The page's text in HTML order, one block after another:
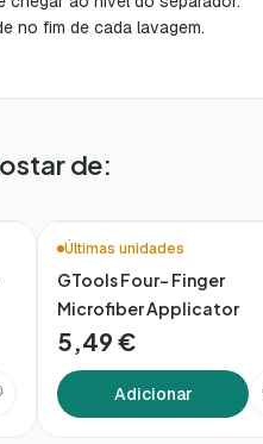
no fim de cada lavagem.
de:
Últimas unidades
GTools Four- Finger
Microfiber Applicator
5,49 €
Adicionar